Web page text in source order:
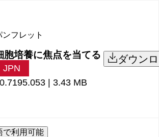
ンフレット
胞培養に焦点を当てる
JPN
| 3.43 MB
ダウン
で利用可能